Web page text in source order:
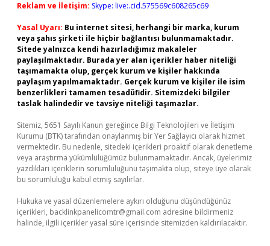
Reklam ve İletişim: Skype: live:.cid.575569c608265c69
Yasal Uyarı: Bu internet sitesi, herhangi bir marka, kurum
veya şahıs şirketi ile hiçbir bağlantısı bulunmamaktadır.
Sitede yalnızca kendi hazırladığımız makaleler
paylaşılmaktadır. Burada yer alan içerikler haber niteliği
taşımamakta olup, gerçek kurum ve kişiler hakkında
paylaşım yapılmamaktadır. Gerçek kurum ve kişiler ile isim
benzerlikleri tamamen tesadüfidir. Sitemizdeki bilgiler
taslak halindedir ve tavsiye niteliği taşımazlar.
Sitemiz, 5651 Sayılı Kanun gereğince Bilgi Teknolojileri ve İletişim
Kurumu (BTK) tarafından onaylanmış bir Yer Sağlayıcı olarak hizmet
vermektedir. Bu nedenle, sitedeki içerikleri proaktif olarak denetleme
veya araştırma yükümlülüğümüz bulunmamaktadır. Ancak, üyelerimiz
yazdıkları içeriklerin sorumluluğunu taşımakta olup, siteye üye olarak
bu sorumluluğu kabul etmiş sayılırlar.
Hukuka ve yasal düzenlemelere aykırı olduğunu düşündüğünüz
içerikleri, backlinkpanelicomtr@gmail.com adresine bildirmeniz
halinde, ilgili içerikler yasal süre içerisinde sitemizden kaldırılacaktır.